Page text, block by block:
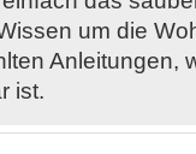
um die
Anleitungen,
ist.